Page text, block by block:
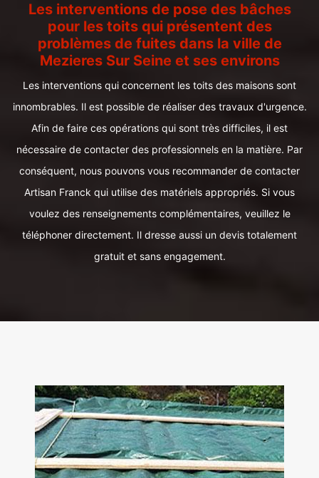
Les interventions de pose des bâches
pour les toits qui présentent des
problèmes de fuites dans la ville de
Mezieres Sur Seine et ses environs
Les interventions qui concernent les toits des maisons sont
innombrables. Il est possible de réaliser des travaux d'urgence.
Afin de faire ces opérations qui sont très difficiles, il est
nécessaire de contacter des professionnels en la matière. Par
conséquent, nous pouvons vous recommander de contacter
Artisan Franck qui utilise des matériels appropriés. Si vous
voulez des renseignements complémentaires, veuillez le
téléphoner directement. Il dresse aussi un devis totalement
gratuit et sans engagement.